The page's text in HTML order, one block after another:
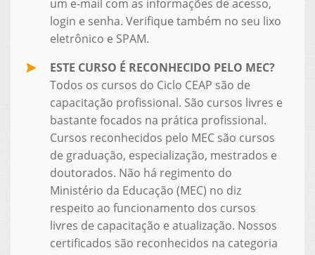
um e-mail com as informações de acesso,
login e senha. Verifique também no seu lixo
eletrônico e SPAM.
ESTE CURSO É RECONHECIDO PELO MEC?
Todos os cursos do Ciclo CEAP são de
capacitação profissional. São cursos livres e
bastante focados na prática profissional.
Cursos reconhecidos pelo MEC são cursos
de graduação, especialização, mestrados e
doutorados. Não há regimento do
Ministério da Educação (MEC) no diz
respeito ao funcionamento dos cursos
livres de capacitação e atualização. Nossos
certificados são reconhecidos na categoria